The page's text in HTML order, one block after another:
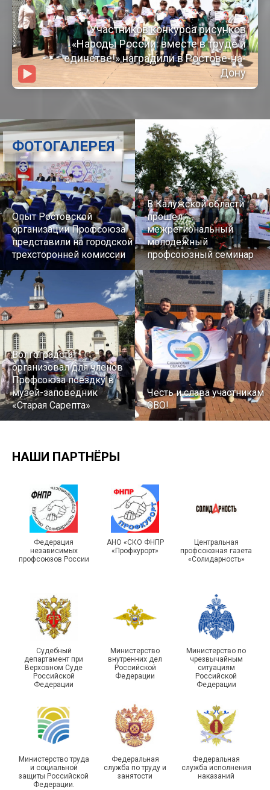
Участников конкурса рисунков
«Народы России: вместе в труде и
единстве!» наградили в Ростове-на-
Дону
Опыт Ростовской
организации Профсоюза
представили на городской
трехсторонней комиссии
В Калужской области
прошел
межрегиональный
молодежный
профсоюзный семинар
Волгоградстат
организовал для членов
Профсоюза поездку в
музей-заповедник
«Старая Сарепта»
Честь и слава участникам
СВО!
IX Туристический слёт
Московской городской
организации Профсоюза
Турслет и Спартакиада –
праздники спорта и
туризма прошли в Омской
области
Чествование ветеранов
боевых действий
Самарской области
Подписано соглашение с
области
ФОТОГАЛЕРЕЯ
НАШИ ПАРТНЁРЫ
Федерация
независимых
профсоюзов России
АНО «СКО ФНПР
«Профкурорт»
Центральная
профсоюзная газета
«Солидарность»
Судебный
департамент при
Верховном Суде
Российской
Федерации
Министерство
внутренних дел
Российской
Федерации
Министерство по
чрезвычайным
ситуациям
Российской
Федерации
Министерство труда
и социальной
защиты Российской
Федерации.
Федеральная
служба по труду и
занятости
Федеральная
служба исполнения
наказаний